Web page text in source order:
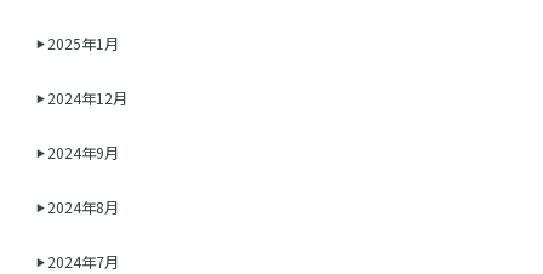
2025年1月
2024年12月
2024年9月
2024年8月
2024年7月